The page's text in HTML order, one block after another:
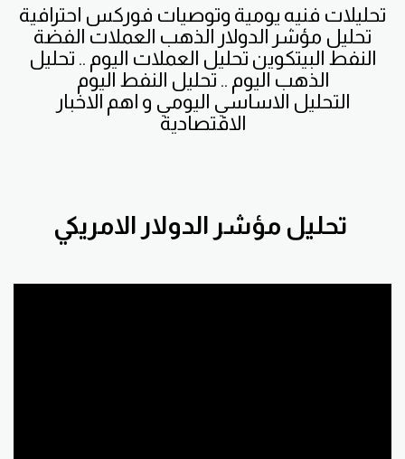
تحليلات فنيه يومية وتوصيات فوركس احترافية
الذهب اليوم .. تحليل النفط اليوم
الاقتصادية
تحليل مؤشر الدولار الامريكي